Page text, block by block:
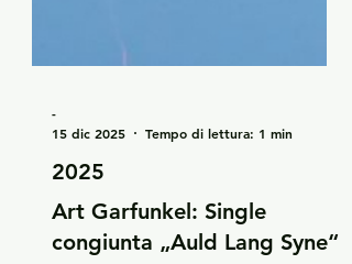
15 dic 2025
2025
Art Garfunkel: Single